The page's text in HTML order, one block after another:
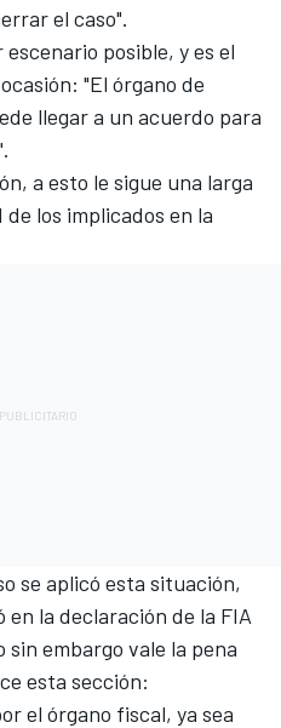
el caso".
posible, y es el
"El órgano de
llegar a un acuerdo para
a esto le sigue una larga
los implicados en la
se aplicó esta situación,
en la declaración de la FIA
sin embargo vale la pena
esta sección:
el órgano fiscal, ya sea